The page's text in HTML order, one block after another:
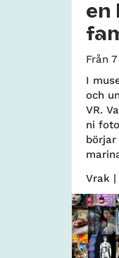
en
Från
I
och
VR.
ni
Vrak |